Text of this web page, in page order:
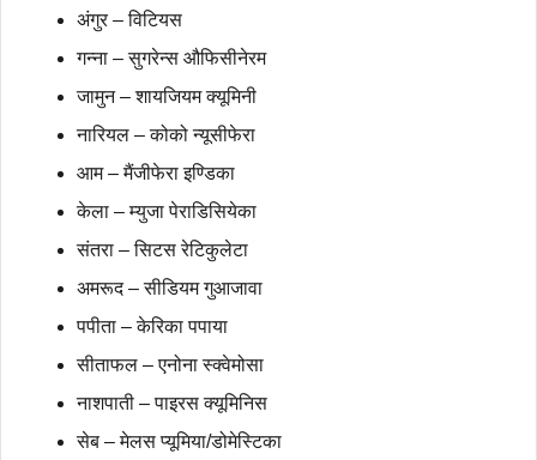
अंगुर – विटियस
गन्ना – सुगरेन्स औफिसीनेरम
जामुन – शायजियम क्यूमिनी
नारियल – कोको न्यूसीफेरा
आम – मैंजीफेरा इण्डिका
केला – म्युजा पेराडिसियेका
संतरा – सिटस रेटिकुलेटा
अमरूद – सीडियम गुआजावा
पपीता – केरिका पपाया
सीताफल – एनोना स्क्वेमोसा
नाशपाती – पाइरस क्यूमिनिस
सेब – मेलस प्यूमिया/डोमेस्टिका